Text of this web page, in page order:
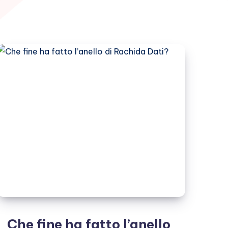
Che fine ha fatto l’anello